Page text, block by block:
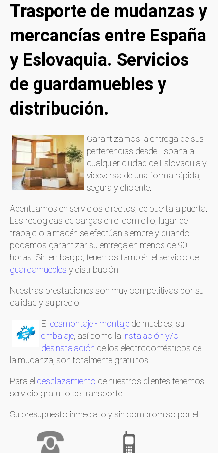
Trasporte de mudanzas y
mercancías entre España
y Eslovaquia. Servicios
de guardamuebles y
distribución.
Garantizamos la entrega de sus
pertenencias desde España a
cualquier ciudad de Eslovaquia y
viceversa de una forma rápida,
segura y eficiente.
Acentuamos en servicios directos, de puerta a puerta.
Las recogidas de cargas en el domicilio, lugar de
trabajo o almacén se efectúan siempre y cuando
podamos garantizar su entrega en menos de 90
horas. Sin embargo, tenemos también el servicio de
guardamuebles y distribución.
Nuestras prestaciones son muy competitivas por su
calidad y su precio.
El desmontaje - montaje de muebles, su
embalaje , así como la instalación y/o
desinstalación de los electrodomésticos de
la mudanza, son totalmente gratuitos.
Para el desplazamiento de nuestros clientes tenemos
servicio gratuito de transporte.
Su presupuesto inmediato y sin compromiso por el: